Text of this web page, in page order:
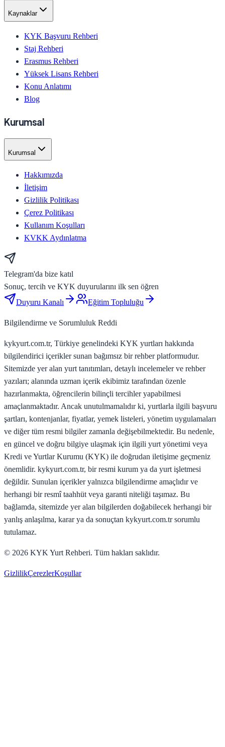
Kaynaklar
KYK Başvuru Rehberi
Staj Rehberi
Erasmus Rehberi
Yüksek Lisans Rehberi
Konu Anlatımı
Blog
Kurumsal
Kurumsal
Hakkımızda
İletişim
Gizlilik Politikası
Çerez Politikası
Kullanım Koşulları
KVKK Aydınlatma
Telegram'da bize katıl
Sonuç, tercih ve KYK duyurularını ilk sen öğren
Duyuru Kanalı
Eğitim Topluluğu
Bilgilendirme ve Sorumluluk Reddi
kykyurt.com.tr, Türkiye genelindeki KYK yurtları hakkında
bilgilendirici içerikler sunan bağımsız bir rehber platformudur.
Sitemizde yer alan yurt tanıtımları, detaylı incelemeler ve rehber
yazıları; alanında uzman içerik ekibimiz tarafından özenle
hazırlanmakta, öğrencilerin bilinçli tercihler yapabilmesi
amaçlanmaktadır. Ancak unutulmamalıdır ki, yurtlarla ilgili başvuru
şartları, kontenjanlar, fiyatlar, yemek listeleri, yönetim uygulamaları
ve diğer tüm resmi bilgiler zamanla değişebilmektedir. Bu nedenle,
en güncel ve doğru bilgiye ulaşmak için ilgili yurt yönetimi veya
Kredi ve Yurtlar Kurumu (KYK) ile doğrudan iletişime geçmeniz
önemlidir. kykyurt.com.tr, bir resmi kurum ya da yurt işletmesi
değildir. Sunulan içerikler yalnızca bilgilendirme amaçlıdır ve
herhangi bir resmî taahhüt veya garanti niteliği taşımaz. Bu
bağlamda, sitemizde yer alan bilgilerden doğabilecek herhangi bir
yanlış anlaşılma, karar ya da sonuçtan kykyurt.com.tr sorumlu
tutulamaz.
© 2026 KYK Yurt Rehberi. Tüm hakları saklıdır.
GizlilikÇerezlerKoşullar